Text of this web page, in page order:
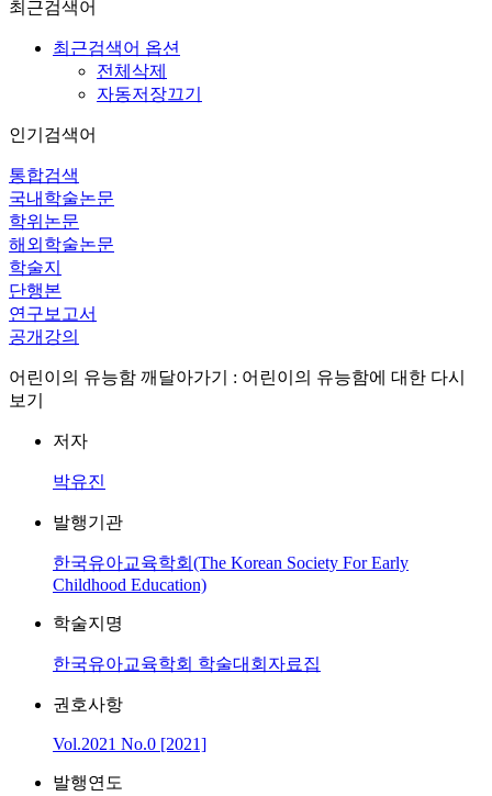
최근검색어
최근검색어 옵션
전체삭제
자동저장끄기
인기검색어
통합검색
국내학술논문
학위논문
해외학술논문
학술지
단행본
연구보고서
공개강의
어린이의 유능함 깨달아가기 : 어린이의 유능함에 대한 다시
보기
저자
박유진
발행기관
한국유아교육학회(The Korean Society For Early
Childhood Education)
학술지명
한국유아교육학회 학술대회자료집
권호사항
Vol.2021 No.0 [2021]
발행연도